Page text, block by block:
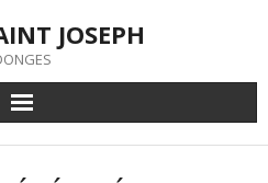
JOSEPH